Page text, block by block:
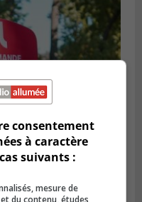
du RTL prend
consentement
à caractère
suivants :
mesure de
du contenu, études